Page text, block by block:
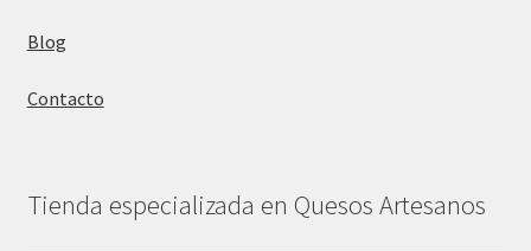
Blog
Contacto
Tienda especializada en Quesos Artesanos